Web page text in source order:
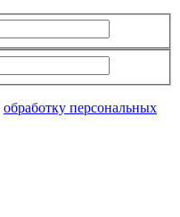
обработку персональных